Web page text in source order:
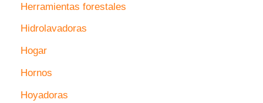
Herramientas forestales
Hidrolavadoras
Hogar
Hornos
Hoyadoras